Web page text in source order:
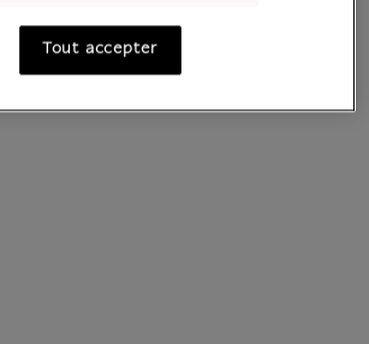
Tout accepter